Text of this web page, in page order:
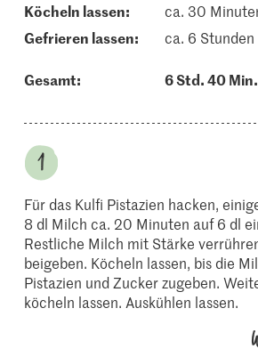
köcheln lassen:
ca. 30
gefrieren lassen:
ca. 6 Stunden
Gesamt: 6 Std. 40 Min.
Für das Kulfi Pistazien hacken,
8 dl Milch ca. 20 Minuten auf 6 dl
Restliche Milch mit Stärke
beigeben. Köcheln lassen, bis die
Pistazien und Zucker zugeben.
köcheln lassen. Auskühlen lassen.